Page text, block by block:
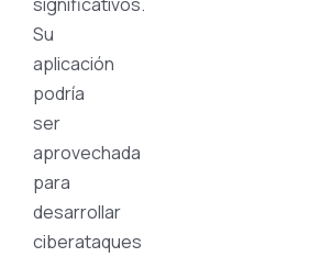
Su
aplicación
podría
ser
aprovechada
para
desarrollar
ciberataques